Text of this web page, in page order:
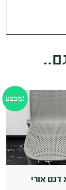
מבצע!
דגם אורי